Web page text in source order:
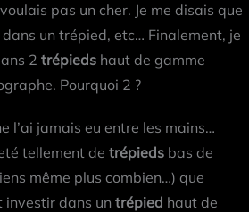
voulais pas un cher. Je me disais que
un trépied, etc… Finalement, je
2 trépieds haut de gamme
Pourquoi 2 ?
l’ai jamais eu entre les mains…
tellement de trépieds bas de
même plus combien…) que
investir dans un trépied haut de